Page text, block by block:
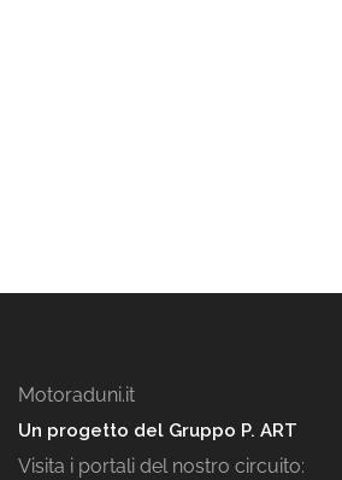
Motoraduni.it
Un progetto del Gruppo P. ART
Visita i portali del nostro circuito: